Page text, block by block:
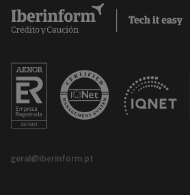
geral@iberinform.pt